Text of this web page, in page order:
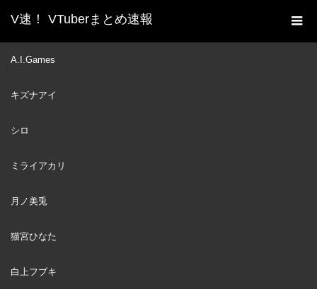
V速！ VTuberまとめ速報
A.I.Games
キズナアイ
シロ
ミライアカリ
月ノ美兎
猫宮ひなた
白上フブキ
ホーム
新着動画一覧
09